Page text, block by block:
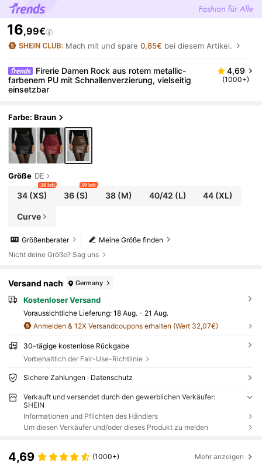
16,99€
Mach mit und spare0,85€ bei diesem Artikel.
Firerie Damen Rock aus rotem metallic-
farbenem PU mit Schnallenverzierung, vielseitig
einsetzbar
4,69
(1000+)
Farbe: Braun
Größe DE
34(XS)
38 left
36 (S)
30 left
38(M) 40/42 (L) 44 (XL)
Curve
Meine Größe finden
Größenberater
Nicht deine Größe? Sag uns
Versand nach Germany
Kostenloser Versand
Voraussichtliche Lieferung: 18 Aug. - 21 Aug.
Anmelden & 12X Versandcoupons erhalten (Wert 32,07€)
30-tägige kostenlose Rückgabe
Vorbehaltlich der Fair-Use-Richtlinie
Sichere Zahlungen · Datenschutz
Verkauft und versendet durch den gewerblichen Verkäufer:
SHEIN
Informationen und Pflichten des Händlers
Um diesen Verkäufer und/oder dieses Produkt zu melden
4,69 (1000+) Mehr anzeigen